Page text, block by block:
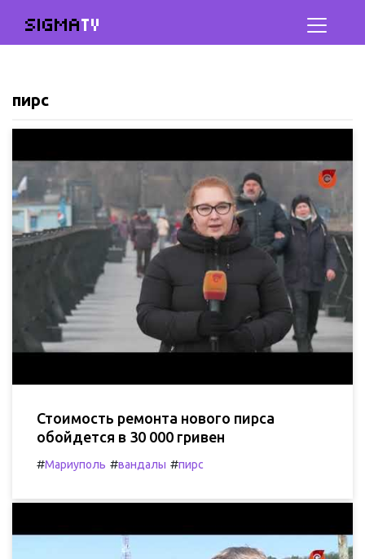
SIGMATV
пирс
Стоимость ремонта нового пирса
обойдется в 30 000 гривен
#Мариуполь #вандалы #пирс